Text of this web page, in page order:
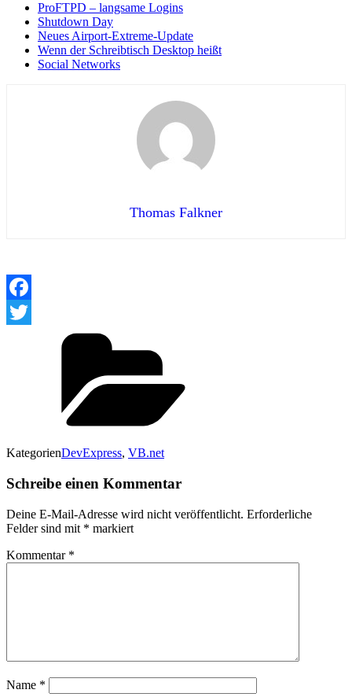
ProFTPD – langsame Logins
Shutdown Day
Neues Airport-Extreme-Update
Wenn der Schreibtisch Desktop heißt
Social Networks
Thomas Falkner
Facebook
KategorienDevExpress, VB.net
Schreibe einen Kommentar
Deine E-Mail-Adresse wird nicht veröffentlicht. Erforderliche
Felder sind mit * markiert
Kommentar *
Name *